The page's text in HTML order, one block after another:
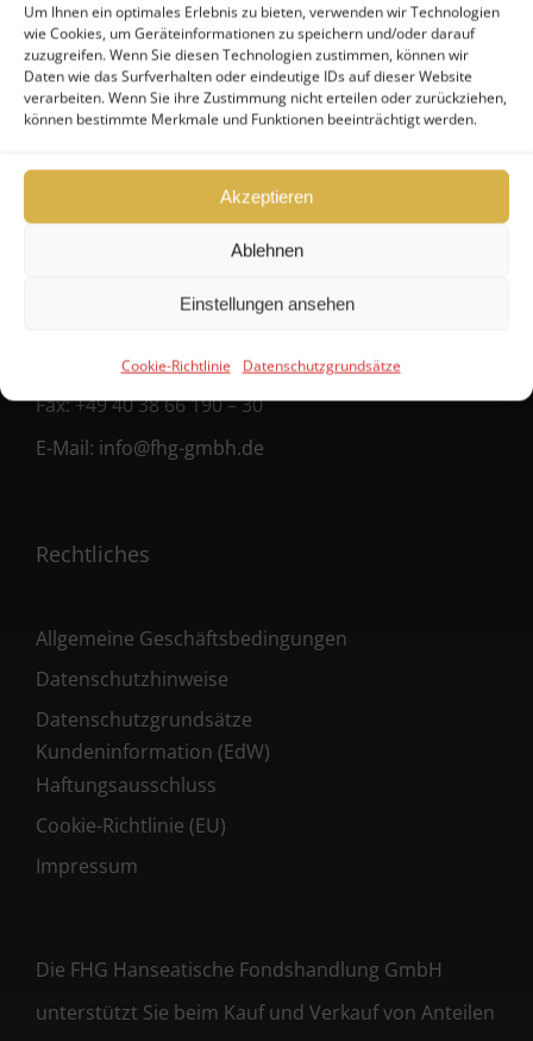
Um Ihnen ein optimales Erlebnis zu bieten, verwenden wir Technologien
wie Cookies, um Geräteinformationen zu speichern und/oder darauf
zuzugreifen. Wenn Sie diesen Technologien zustimmen, können wir
Daten wie das Surfverhalten oder eindeutige IDs auf dieser Website
verarbeiten. Wenn Sie ihre Zustimmung nicht erteilen oder zurückziehen,
können bestimmte Merkmale und Funktionen beeinträchtigt werden.
Akzeptieren
Ablehnen
Einstellungen ansehen
Cookie-Richtlinie Datenschutzgrundsätze
Kontakt
FHG
Hanseatische Fondshandlung GmbH
+49 40 38 66 190 – 0
Fax:+49 40 38 66 190 – 30
E-Mail: info@fhg-gmbh.de
Rechtliches
Allgemeine Geschäftsbedingungen
Datenschutzhinweise
Datenschutzgrundsätze
Kundeninformation (EdW)
Haftungsausschluss
Cookie-Richtlinie (EU)
Impressum
Die FHG Hanseatische Fondshandlung GmbH
unterstützt Sie beim Kauf und Verkauf von Anteilen